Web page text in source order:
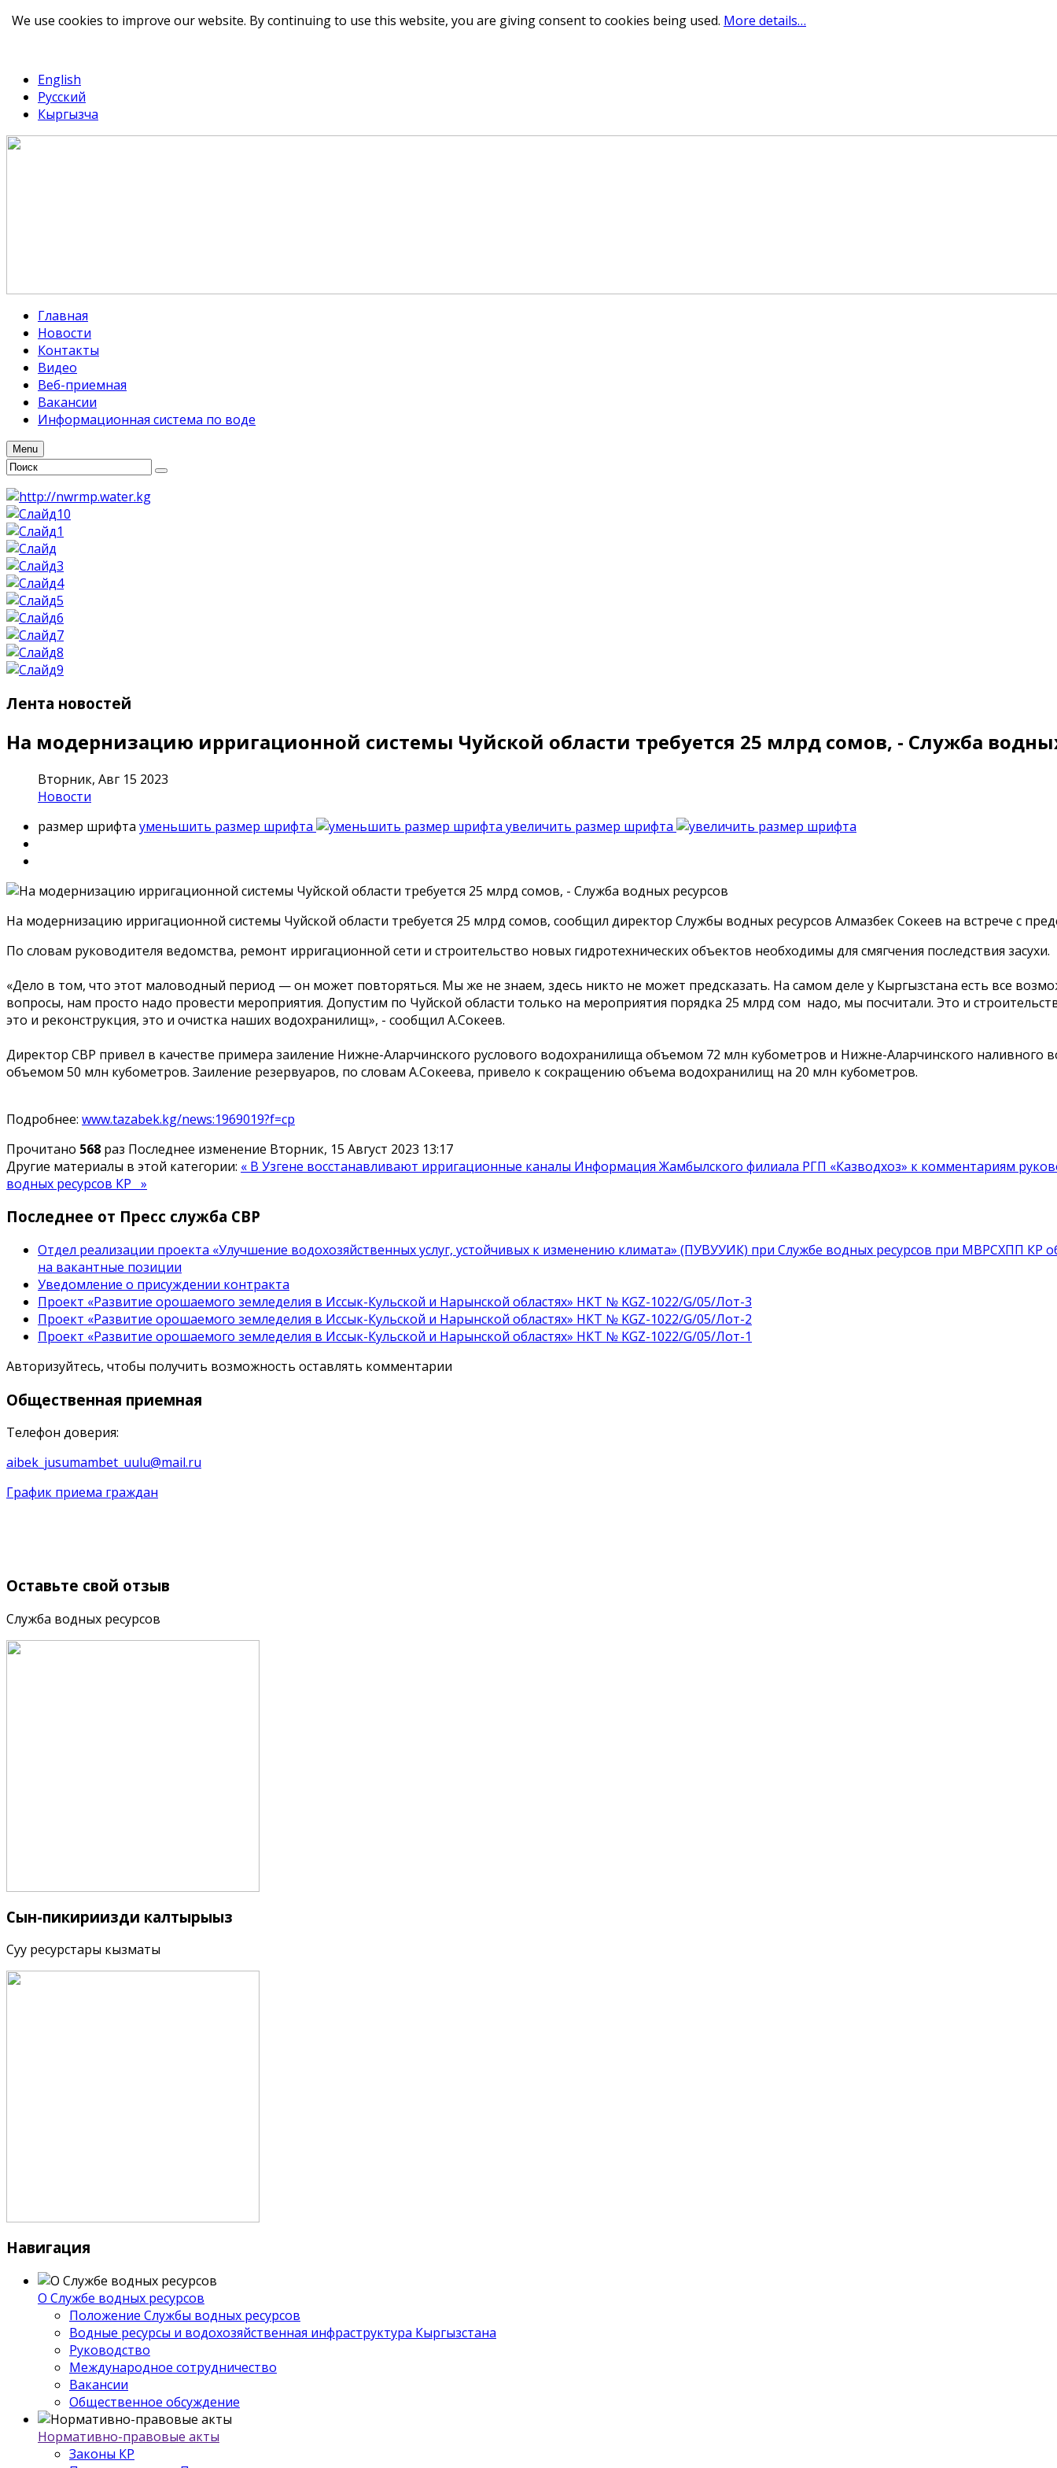
English
Русский
Кыргызча
Главная
Новости
Контакты
Видео
Веб-приемная
Вакансии
Информационная система по воде
Menu
Лента новостей
На модернизацию ирригационной системы Чуйской области требуется 25 млрд сомов, - Служба
Вторник, Авг 15 2023
Новости
размер шрифта уменьшить размер шрифта увеличить размер шрифта
На модернизацию ирригационной системы Чуйской области требуется 25 млрд сомов, сообщил директор Службы водных ресурсов Алмазбек Сокеев на встрече с
По словам руководителя ведомства, ремонт ирригационной сети и строительство новых гидротехнических объектов необходимы для смягчения последствия засухи.
«Дело в том, что этот маловодный период — он может повторяться. Мы же не знаем, здесь никто не может предсказать. На самом деле у Кыргызстана есть все
вопросы, нам просто надо провести мероприятия. Допустим по Чуйской области только на мероприятия порядка 25 млрд сом надо, мы посчитали. Это и
это и реконструкция, это и очистка наших водохранилищ», - сообщил А.Сокеев.
Директор СВР привел в качестве примера заиление Нижне-Аларчинского руслового водохранилища объемом 72 млн кубометров и Нижне-Аларчинского наливного
объемом 50 млн кубометров. Заиление резервуаров, по словам А.Сокеева, привело к сокращению объема водохранилищ на 20 млн кубометров.
Подробнее: www.tazabek.kg/news:1969019?f=cp
Прочитано 568 раз Последнее изменение Вторник, 15 Август 2023 13:17
Другие материалы в этой категории: « В Узгене восстанавливают ирригационные каналы Информация Жамбылского филиала РГП «Казводхоз» к комментариям
водных ресурсов КР »
Последнее от Пресс служба СВР
Отдел реализации проекта «Улучшение водохозяйственных услуг, устойчивых к изменению климата» (ПУВУУИК) при Службе водных ресурсов при МВРСХПП КР
на вакантные позиции
Уведомление о присуждении контракта
Проект «Развитие орошаемого земледелия в Иссык-Кульской и Нарынской областях» НКТ № KGZ-1022/G/05/Лот-3
Проект «Развитие орошаемого земледелия в Иссык-Кульской и Нарынской областях» НКТ № KGZ-1022/G/05/Лот-2
Проект «Развитие орошаемого земледелия в Иссык-Кульской и Нарынской областях» НКТ № KGZ-1022/G/05/Лот-1
Авторизуйтесь, чтобы получить возможность оставлять комментарии
Общественная приемная
Телефон доверия:
aibek_jusumambet_uulu@mail.ru
График приема граждан
Оставьте свой отзыв
Служба водных ресурсов
Сын-пикириңизди калтырыңыз
Суу ресурстары кызматы
Навигация
О Службе водных ресурсов
Положение Службы водных ресурсов
Водные ресурсы и водохозяйственная инфраструктура Кыргызстана
Руководство
Международное сотрудничество
Вакансии
Общественное обсуждение
Нормативно-правовые акты
Законы КР
We use cookies to improve our website. By continuing to use this website, you are giving consent to cookies being used. More details…